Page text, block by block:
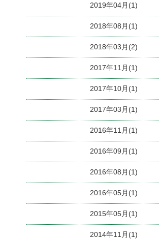
2019年04月(1)
2018年08月(1)
2018年03月(2)
2017年11月(1)
2017年10月(1)
2017年03月(1)
2016年11月(1)
2016年09月(1)
2016年08月(1)
2016年05月(1)
2015年05月(1)
2014年11月(1)